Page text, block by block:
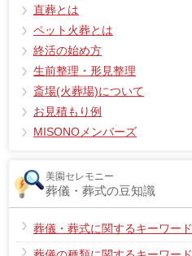
直葬とは
ペット火葬とは
終活の始め方
生前整理・形見整理
斎場(火葬場)について
お見積もり例
MISONOメンバーズ
美園セレモニー
葬儀・葬式の豆知識
葬儀・葬式に関するキーワード